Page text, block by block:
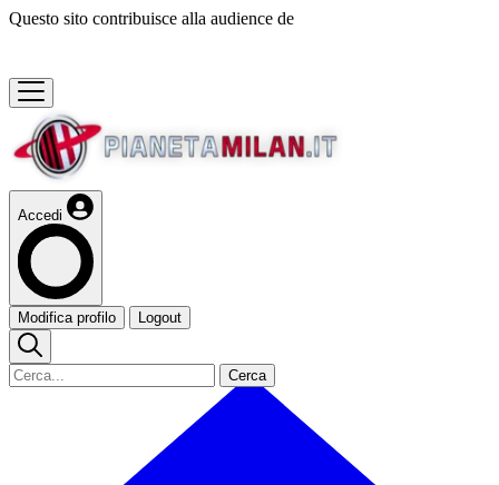
Questo sito contribuisce alla audience de
Accedi
Modifica profilo Logout
Cerca